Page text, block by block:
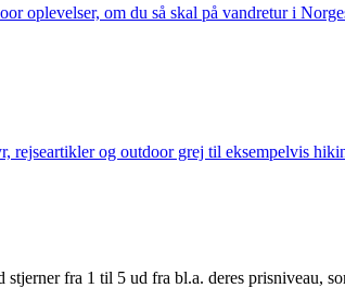
oplevelser, om du så skal på vandretur i
og outdoor grej til eksempelvis
fra 1 til 5 ud fra bl.a. deres prisniveau,